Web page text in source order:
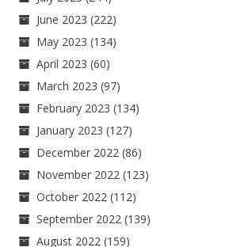
June 2023 (222)
May 2023 (134)
April 2023 (60)
March 2023 (97)
February 2023 (134)
January 2023 (127)
December 2022 (86)
November 2022 (123)
October 2022 (112)
September 2022 (139)
August 2022 (159)